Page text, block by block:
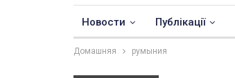
Новости Публікації
Домашняя румыния